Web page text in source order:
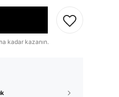
kadar kazanın.